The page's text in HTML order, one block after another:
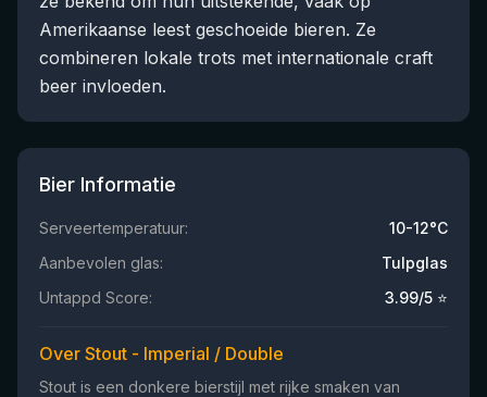
Amerikaanse leest geschoeide bieren. Ze
combineren lokale trots met internationale craft
beer invloeden.
Bier Informatie
Serveertemperatuur:
10-12°C
Aanbevolen glas:
Tulpglas
Untappd Score:
3.99/5 ⭐
Over Stout - Imperial / Double
Stout is een donkere bierstijl met rijke smaken van